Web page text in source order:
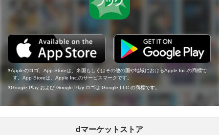
Appleのロゴ、App Storeは、米国もしくはその他の国や地域におけるApple Inc.の商標で
す。App Storeは、Apple Inc.のサービスマークです。
Google Play および Google Play ロゴは Google LLC の商標です。
dマーケットストア